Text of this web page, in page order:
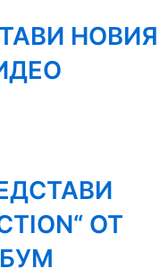
НОВИЯ
ОТ